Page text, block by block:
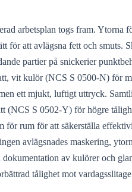
arbetsplan togs fram. Ytorna
för att avlägsna fett och smuts.
partier på snickerier
vit kulör (NCS S 0500-N) för
ett mjukt, luftigt uttryck.
S 0502-Y) för högre
rum för att säkerställa
avlägsnades maskering,
av kulörer och
tålighet mot